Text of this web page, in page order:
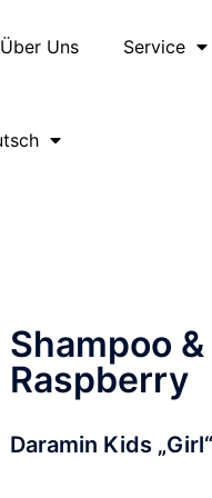
Über Uns Service
Shampoo
Raspberry
Daramin Kids „Girl“